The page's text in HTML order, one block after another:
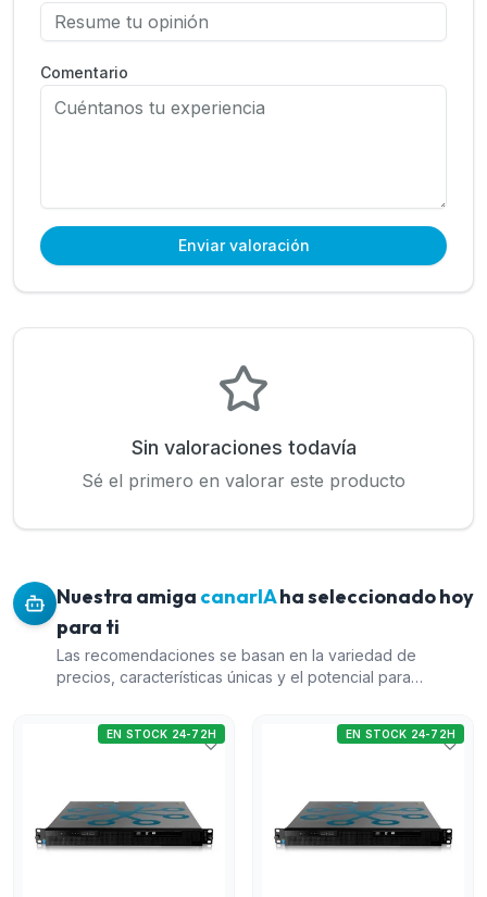
Comentario
Enviar valoración
Sin valoraciones todavía
Sé el primero en valorar este producto
Nuestra amiga canarIAha seleccionado hoy
para ti
Las recomendaciones se basan en la variedad de
precios, características únicas y el potencial para
Datacenter Enterprise' ofrece una amplia capacidad de
expansión para proyectos grandes. El 'Equipo servidor
'Pack de discos duros WD Purple' complementa
cualquier sistema de videovigilancia, siendo crucial para
el almacenamiento. Finalmente, el 'Counter Unit Server'
EN STOCK 24-72H EN STOCK 24-72H